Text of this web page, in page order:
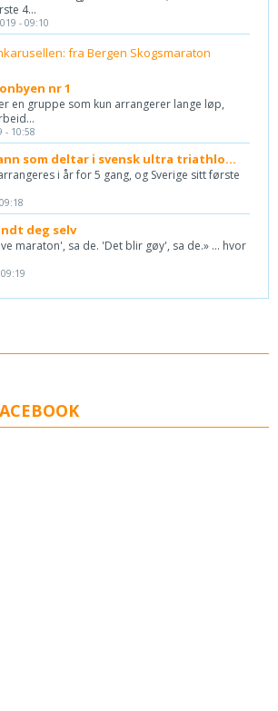
4...
- 09:10
nr 1
en gruppe som kun arrangerer lange løp,
- 10:58
som deltar i svensk ultra triathlo...
i år for 5 gang, og Sverige sitt første
deg selv
maraton', sa de. 'Det blir gøy', sa de.» ... hvor